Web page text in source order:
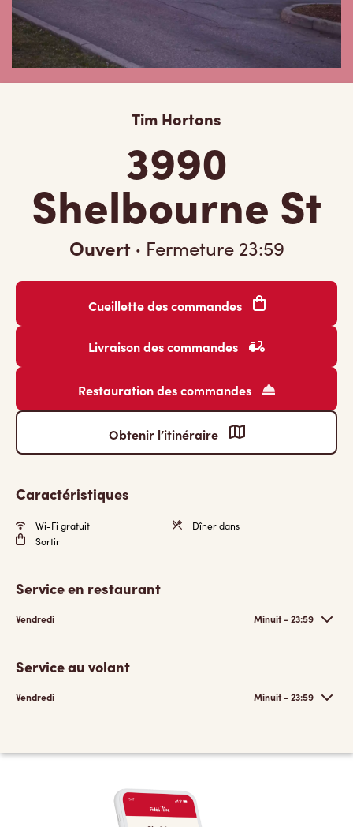
Tim Hortons
3990
Shelbourne St
Ouvert · Fermeture 23:59
Cueillette des commandes
Livraison des commandes
Restauration des commandes
Obtenir l’itinéraire
Caractéristiques
Wi-Fi gratuit
Dîner dans
Sortir
Service en restaurant
Vendredi Minuit - 23:59
Service au volant
Vendredi Minuit - 23:59